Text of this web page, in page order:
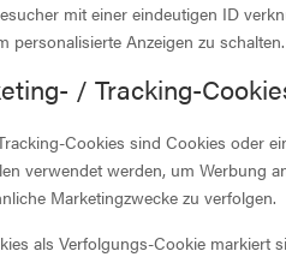
mit einer eindeutigen ID
personalisierte Anzeigen zu schalten.
/ Tracking-
Cookies sind Cookies oder
verwendet werden, um Werbung
Marketingzwecke zu verfolgen.
als Verfolgungs-Cookie markiert